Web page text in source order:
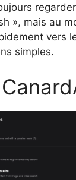
», mais au
vers
simples.